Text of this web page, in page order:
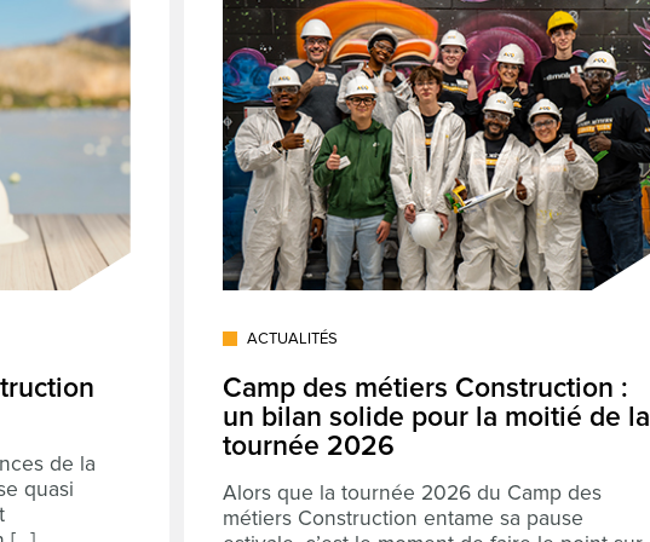
de la
quasi
ACTUALITÉS
Camp des métiers Construction :
un bilan solide pour la moitié de la
tournée 2026
Alors que la tournée 2026 du Camp des
métiers Construction entame sa pause